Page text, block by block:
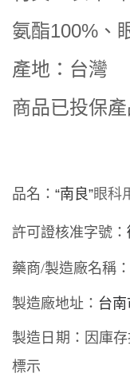
氨酯100%、
產地：台灣
商品已投保
品名： “南良”眼科
許可證核准字號：
藥商/製造廠名稱：
製造廠地址： 台
製造日期：因庫
標示